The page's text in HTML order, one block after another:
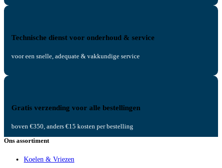
Technische dienst voor onderhoud & service
voor een snelle, adequate & vakkundige service
Gratis verzending voor alle bestellingen
boven €350, anders €15 kosten per bestelling
Ons assortiment
Koelen & Vriezen